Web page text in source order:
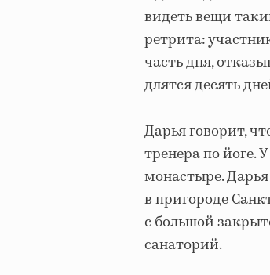
видеть вещи
ретрита:
часть дня,
длятся десять
Дарья говорит,
тренера по йоге.
монастыре.
в пригороде
с большой
санаторий.